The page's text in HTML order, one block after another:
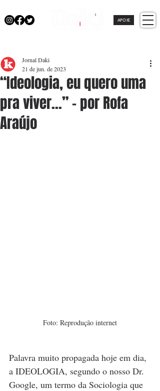
APOIE
“Ideologia, eu quero uma
pra viver...” - por Rofa
Araújo
Jornal Daki
21 de jun. de 2023
Foto: Reprodução internet
Palavra muito propagada hoje em dia,
a IDEOLOGIA, segundo o nosso Dr.
Google, um termo da Sociologia que